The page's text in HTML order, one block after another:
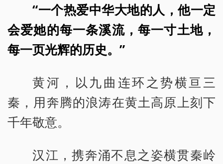
“一个热爱中华大地的人，他一定
会爱她的每一条溪流，每一寸土地，
每一页光辉的历史。”
黄河，以九曲连环之势横亘三
秦，用奔腾的浪涛在黄土高原上刻下
千年敬意。
汉江，携奔涌不息之姿横贯秦岭